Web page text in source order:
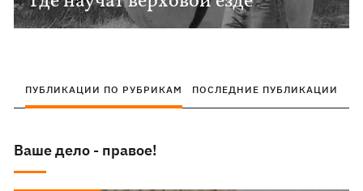
ПУБЛИКАЦИИ ПО РУБРИКАМ ПОСЛЕДНИЕ ПУБЛИКАЦИИ
Ваше дело - правое!